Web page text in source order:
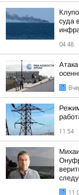
суда
04:48
11:54